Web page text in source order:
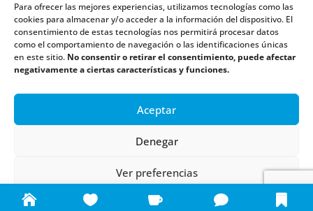
Para ofrecer las mejores experiencias, utilizamos tecnologías como las
cookies para almacenar y/o acceder a la información del dispositivo. El
consentimiento de estas tecnologías nos permitirá procesar datos
como el comportamiento de navegación o las identificaciones únicas
en este sitio. No consentir o retirar el consentimiento, puede afectar
negativamente a ciertas características y funciones.
Aceptar
Denegar
Ver preferencias
Política de cookies Política de privacidad Aviso legal
Información
Aviso legal
Política de cookies
Política de privacidad
Boulders